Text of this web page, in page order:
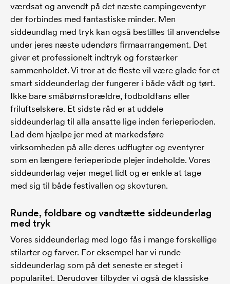
værdsat og anvendt på det næste campingeventyr
der forbindes med fantastiske minder. Men
siddeundlag med tryk kan også bestilles til anvendelse
under jeres næste udendørs firmaarrangement. Det
giver et professionelt indtryk og forstærker
sammenholdet. Vi tror at de fleste vil være glade for et
smart siddeunderlag der fungerer i både vådt og tørt.
Ikke bare småbørnsforældre, fodboldfans eller
friluftselskere. Et sidste råd er at uddele
siddeunderlag til alla ansatte lige inden ferieperioden.
Lad dem hjælpe jer med at markedsføre
virksomheden på alle deres udflugter og eventyrer
som en længere ferieperiode plejer indeholde. Vores
siddeunderlag vejer meget lidt og er enkle at tage
med sig til både festivallen og skovturen.
Runde, foldbare og vandtætte siddeunderlag
med tryk
Vores siddeunderlag med logo fås i mange forskellige
stilarter og farver. For eksempel har vi runde
siddeunderlag som på det seneste er steget i
popularitet. Derudover tilbyder vi også de klassiske